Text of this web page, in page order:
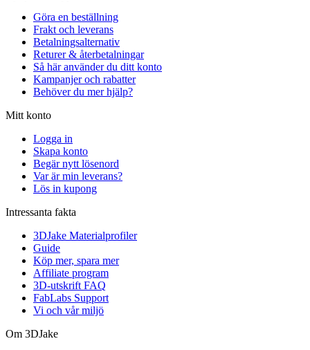
Göra en beställning
Frakt och leverans
Betalningsalternativ
Returer & återbetalningar
Så här använder du ditt konto
Kampanjer och rabatter
Behöver du mer hjälp?
Mitt konto
Logga in
Skapa konto
Begär nytt lösenord
Var är min leverans?
Lös in kupong
Intressanta fakta
3DJake Materialprofiler
Guide
Köp mer, spara mer
Affiliate program
3D-utskrift FAQ
FabLabs Support
Vi och vår miljö
Om 3DJake